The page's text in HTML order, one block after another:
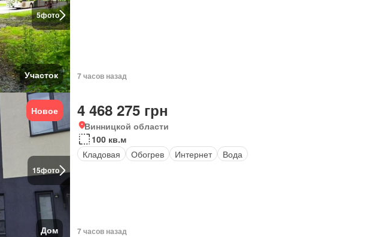
5фото
Участок 7 часов назад
15фото
Новое
Дом
4 468 275 грн
Винницкой области
100 кв.м
Кладовая
Обогрев Интернет Вода
7 часов назад